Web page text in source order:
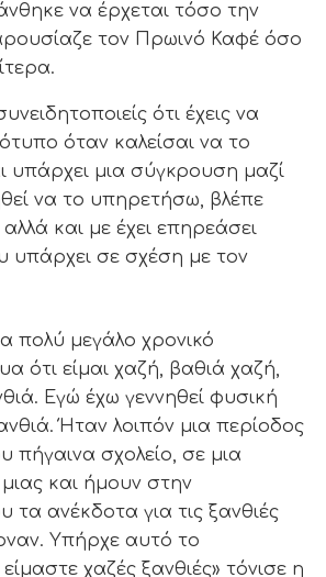
να έρχεται τόσο την
τον Πρωινό Καφέ όσο
ότι έχεις να
όταν καλείσαι να το
υπάρχει μια σύγκρουση μαζί
να το υπηρετήσω, βλέπε
και με έχει επηρεάσει
υπάρχει σε σχέση με τον
πολύ μεγάλο χρονικό
ότι είμαι χαζή, βαθιά χαζή,
Εγώ έχω γεννηθεί φυσική
Ήταν λοιπόν μια περίοδος
πήγαινα σχολείο, σε μια
και ήμουν στην
τα ανέκδοτα για τις ξανθιές
Υπήρχε αυτό το
χαζές ξανθιές» τόνισε η